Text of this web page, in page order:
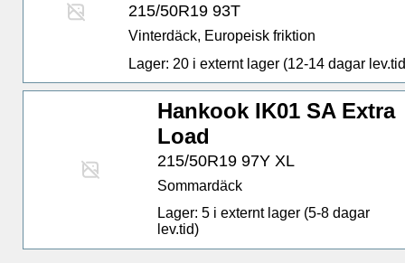
215/50R19 93T
Vinterdäck, Europeisk friktion
Lager: 20 i externt lager (12-14 dagar
Hankook IK01 SA Extra
Load
215/50R19 97Y XL
Sommardäck
Lager: 5 i externt lager (5-8 dagar
lev.tid)